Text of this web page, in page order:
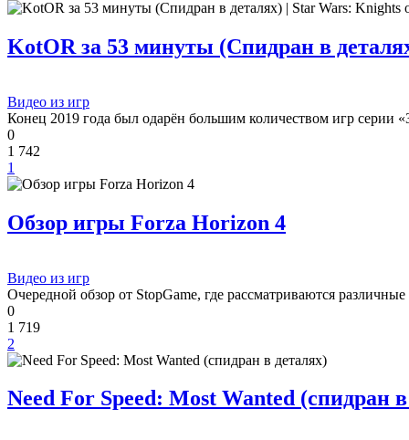
KotOR за 53 минуты (Спидран в
Видео из игр
Конец 2019 года был одарён большим количеством игр серии
0
1 742
1
Обзор игры Forza Horizon 4
Видео из игр
Очередной обзор от StopGame, где рассматриваются
0
1 719
2
Need For Speed: Most Wanted (спидран